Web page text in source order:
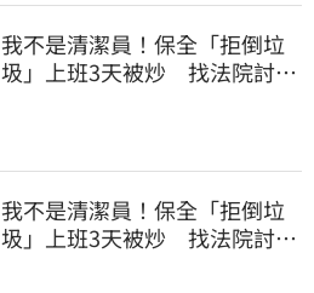
我不是清潔員！保全「拒倒垃
圾」上班3天被炒 找法院討公
我不是清潔員！保全「拒倒垃
圾」上班3天被炒 找法院討公